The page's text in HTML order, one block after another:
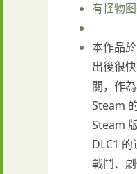
有怪物
本作品
出後很
關，作
Steam
Steam
DLC1
戰鬥、